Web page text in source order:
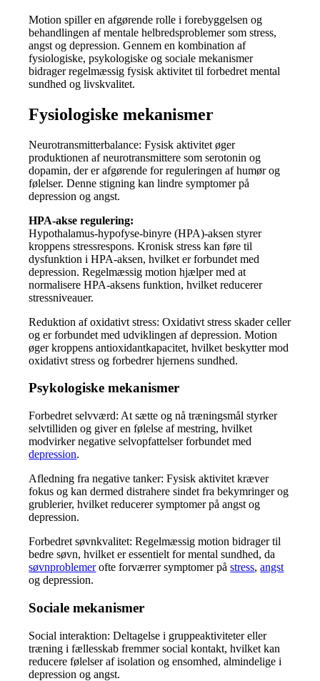
Motion spiller en afgørende rolle i forebyggelsen og
behandlingen af mentale helbredsproblemer som stress,
angst og depression. Gennem en kombination af
fysiologiske, psykologiske og sociale mekanismer
bidrager regelmæssig fysisk aktivitet til forbedret mental
sundhed og livskvalitet.
Fysiologiske mekanismer
Neurotransmitterbalance: Fysisk aktivitet øger
produktionen af neurotransmittere som serotonin og
dopamin, der er afgørende for reguleringen af humør og
følelser. Denne stigning kan lindre symptomer på
depression og angst.
HPA-akse regulering:
Hypothalamus-hypofyse-binyre (HPA)-aksen styrer
kroppens stressrespons. Kronisk stress kan føre til
dysfunktion i HPA-aksen, hvilket er forbundet med
depression. Regelmæssig motion hjælper med at
normalisere HPA-aksens funktion, hvilket reducerer
stressniveauer.
Reduktion af oxidativt stress: Oxidativt stress skader celler
og er forbundet med udviklingen af depression. Motion
øger kroppens antioxidantkapacitet, hvilket beskytter mod
oxidativt stress og forbedrer hjernens sundhed.
Psykologiske mekanismer
Forbedret selvværd: At sætte og nå træningsmål styrker
selvtilliden og giver en følelse af mestring, hvilket
modvirker negative selvopfattelser forbundet med
depression.
Afledning fra negative tanker: Fysisk aktivitet kræver
fokus og kan dermed distrahere sindet fra bekymringer og
grublerier, hvilket reducerer symptomer på angst og
depression.
Forbedret søvnkvalitet: Regelmæssig motion bidrager til
bedre søvn, hvilket er essentielt for mental sundhed, da
søvnproblemerofte forværrer symptomer påstress,angst
og depression.
Sociale mekanismer
Social interaktion: Deltagelse i gruppeaktiviteter eller
træning i fællesskab fremmer social kontakt, hvilket kan
reducere følelser af isolation og ensomhed, almindelige i
depression og angst.